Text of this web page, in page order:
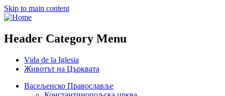
Skip to main content
Header Category Menu
Vida de la Iglesia
Животът на Църквата
Васељенско Православље